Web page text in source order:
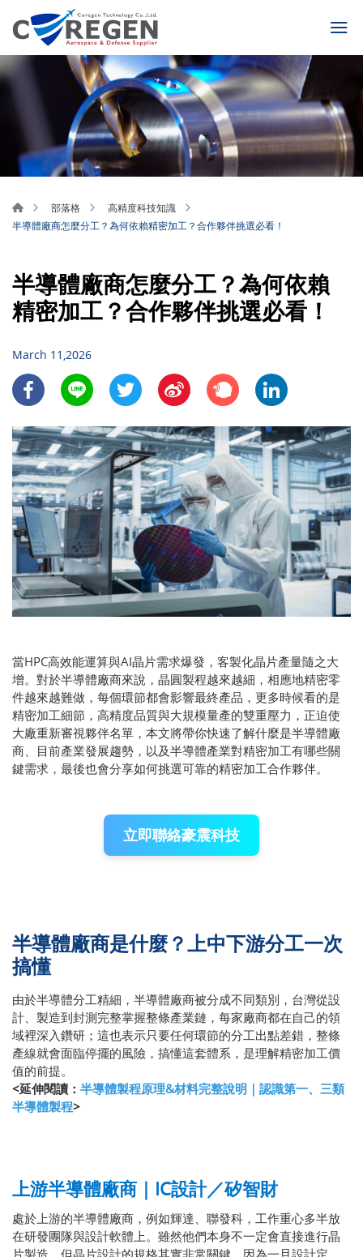
部落格
高精度科技知識
半導體廠商怎麼分工？為何依賴精密加工？合作夥伴挑選必看！
半導體廠商怎麼分工？為何依賴
精密加工？合作夥伴挑選必看！
March 11,2026
當HPC高效能運算與AI晶片需求爆發，客製化晶片產量隨之大
增。對於半導體廠商來說，晶圓製程越來越細，相應地精密零
件越來越難做，每個環節都會影響最終產品，更多時候看的是
精密加工細節，高精度品質與大規模量產的雙重壓力，正迫使
大廠重新審視夥伴名單，本文將帶你快速了解什麼是半導體廠
商、目前產業發展趨勢，以及半導體產業對精密加工有哪些關
鍵需求，最後也會分享如何挑選可靠的精密加工合作夥伴。
立即聯絡豪震科技
半導體廠商是什麼？上中下游分工一次
搞懂
由於半導體分工精細，半導體廠商被分成不同類別，台灣從設
計、製造到封測完整掌握整條產業鏈，每家廠商都在自己的領
域裡深入鑽研；這也表示只要任何環節的分工出點差錯，整條
產線就會面臨停擺的風險，搞懂這套體系，是理解精密加工價
值的前提。
<延伸閱讀： 半導體製程原理&材料完整說明｜認識第一、三類
半導體製程>
上游半導體廠商｜IC設計／矽智財
處於上游的半導體廠商，例如輝達、聯發科，工作重心多半放
在研發團隊與設計軟體上。雖然他們本身不一定會直接進行晶
片製造，但晶片設計的規格其實非常關鍵，因為一旦設計定